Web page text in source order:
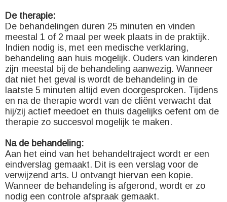
De therapie:
De behandelingen duren 25 minuten en vinden
meestal 1 of 2 maal per week plaats in de praktijk.
Indien nodig is, met een medische verklaring,
behandeling aan huis mogelijk. Ouders van kinderen
zijn meestal bij de behandeling aanwezig. Wanneer
dat niet het geval is wordt de behandeling in de
laatste 5 minuten altijd even doorgesproken. Tijdens
en na de therapie wordt van de cliënt verwacht dat
hij/zij actief meedoet en thuis dagelijks oefent om de
therapie zo succesvol mogelijk te maken.
Na de behandeling:
Aan het eind van het behandeltraject wordt er een
eindverslag gemaakt. Dit is een verslag voor de
verwijzend arts. U ontvangt hiervan een kopie.
Wanneer de behandeling is afgerond, wordt er zo
nodig een controle afspraak gemaakt.